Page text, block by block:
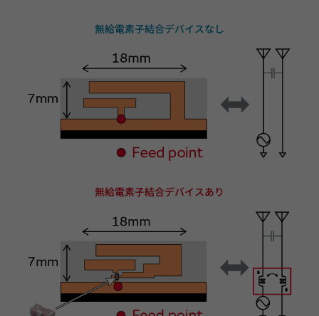
無給電素子結合デバイスなし
無給電素子結合デバイスあり